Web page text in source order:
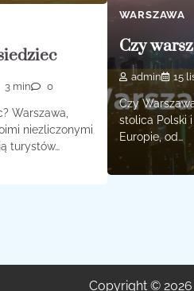
3 min 0
Warszawa,
niezliczonymi
turystów…
WARSZAWA
Czy
admin 15
Czy
stolica Polski
Europie, od…
Copyright © 2026